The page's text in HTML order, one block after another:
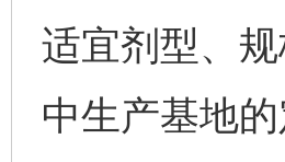
适宜剂型、
中生产基地